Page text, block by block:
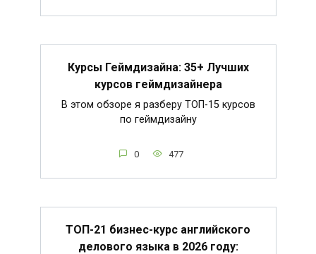
Курсы Геймдизайна: 35+ Лучших
курсов геймдизайнера
В этом обзоре я разберу ТОП-15 курсов
по геймдизайну
0 477
ТОП-21 бизнес-курс английского
делового языка в 2026 году: